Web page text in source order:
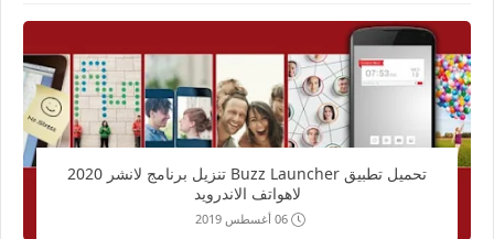
تحميل تطبيق Buzz Launcher تنزيل برنامج لانشر 2020
لاهواتف الاندرويد
06 أغسطس 2019